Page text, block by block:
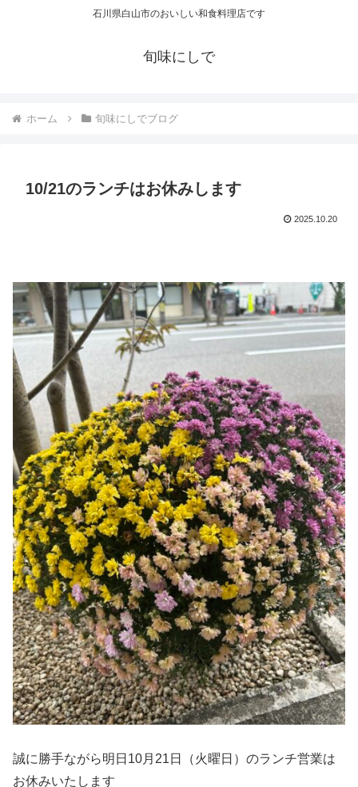
石川県白山市のおいしい和食料理店です
旬味にしで
ホーム 旬味にしでブログ
10/21のランチはお休みします
2025.10.20
誠に勝手ながら明日10月21日（火曜日）のランチ営業は
お休みいたします